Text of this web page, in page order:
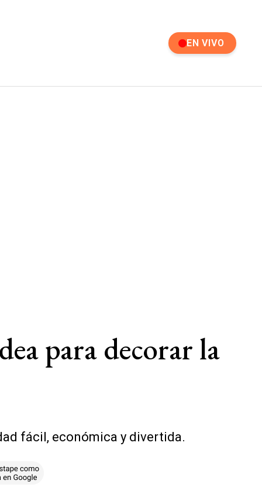
EN VIVO
para decorar la
fácil, económica y divertida.